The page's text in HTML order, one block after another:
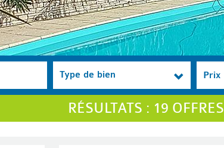
Type de bien
RÉSULTATS : 19 OFFRES